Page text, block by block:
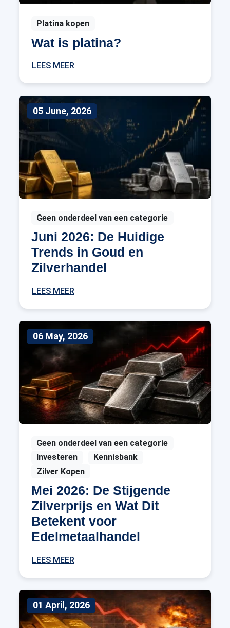
Platina kopen
Wat is platina?
LEES MEER
05 June, 2026
Geen onderdeel van een categorie
Juni 2026: De Huidige
Trends in Goud en
Zilverhandel
LEES MEER
06 May, 2026
Geen onderdeel van een categorie
Investeren
Kennisbank
Zilver Kopen
Mei 2026: De Stijgende
Zilverprijs en Wat Dit
Betekent voor
Edelmetaalhandel
LEES MEER
01 April, 2026